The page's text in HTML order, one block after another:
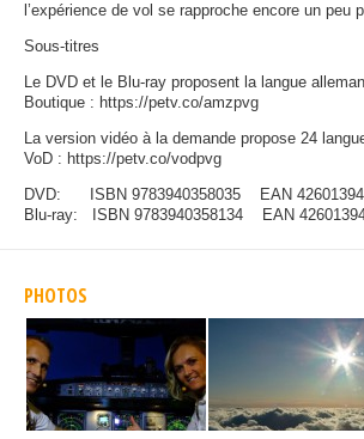
l’expérience de vol se rapproche encore un peu
Sous-titres
Le DVD et le Blu-ray proposent la langue
Boutique : https://petv.co/amzpvg
La version vidéo à la demande propose 24
VoD : https://petv.co/vodpvg
DVD: ISBN 9783940358035 EAN
Blu-ray: ISBN 9783940358134 EAN
PHOTOS